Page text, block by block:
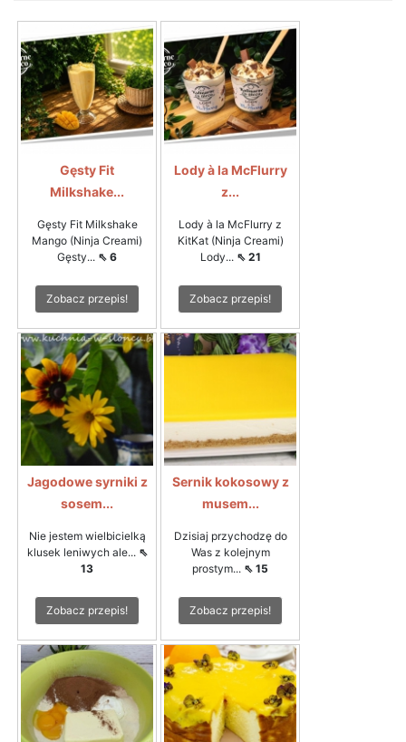
Gęsty Fit
Milkshake...
Gęsty Fit Milkshake
Mango (Ninja Creami)
Gęsty... ⇖ 6
Zobacz przepis!
Lody à la McFlurry
z...
Lody à la McFlurry z
KitKat (Ninja Creami)
Lody... ⇖ 21
Zobacz przepis!
Jagodowe syrniki z
sosem...
Nie jestem wielbicielką
klusek leniwych ale... ⇖
13
Zobacz przepis!
Sernik kokosowy z
musem...
Dzisiaj przychodzę do
Was z kolejnym
prostym... ⇖ 15
Zobacz przepis!